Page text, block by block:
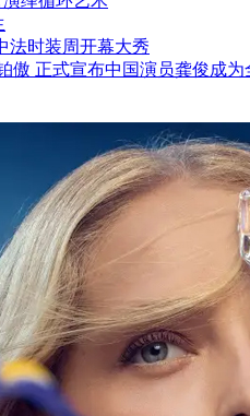
法时装周开幕大秀
正式宣布中国演员龚俊成为